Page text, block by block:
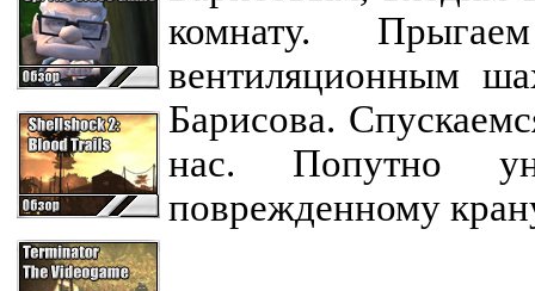
комнату.
вентиляционным
Барисова.
нас. Попутно
поврежденному